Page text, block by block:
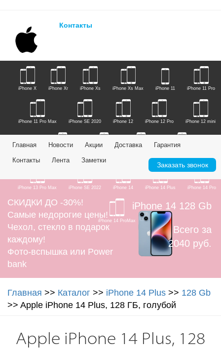
Контакты
iPhone X iPhone Xr iPhone Xs iPhone Xs Max iPhone 11 iPhone 11 Pro
iPhone 11 Pro Max iPhone SE 2020 iPhone 12 iPhone 12 Pro iPhone 12 mini
iPhone 13 Pro Max iPhone SE 2022 iPhone 14 iPhone 14 Plus iPhone 14 Pro
iPhone 14 ProMax
Главная Новости Акции Доставка Гарантия
Контакты Лента Заметки
Заказать звонок
СКИДКИ ДО -30%!
Самые недорогие цены!
Чехол, стекло в подарок
каждому!
Фото-вспышка или Power
bank
iPhone 14 128 Gb
Всего за
2040 руб.
Главная >> Каталог >> iPhone 14 Plus >> 128 Gb
>> Apple iPhone 14 Plus, 128 ГБ, голубой
Apple iPhone 14 Plus, 128